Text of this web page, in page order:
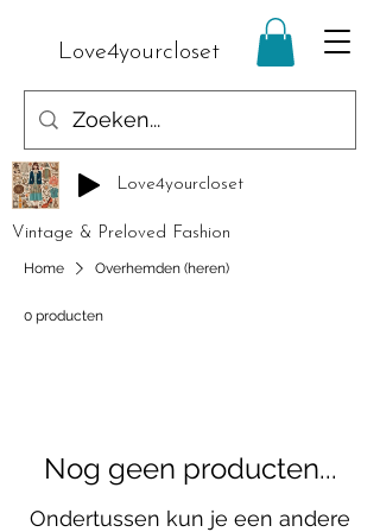
Love4yourcloset
Vintage & Preloved Fashion
Love4yourcloset
Home Overhemden (heren)
0 producten
Nog geen producten...
Ondertussen kun je een andere